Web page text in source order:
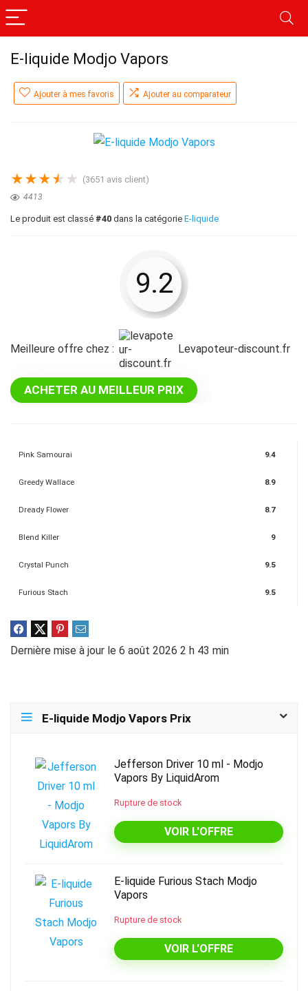
E-liquide Modjo Vapors
Ajouter à mes favoris Ajouter au comparateur
★★★★ ★ (3651 avis client)
4413
Le produit est classé #40 dans la catégorie E-liquide
9.2
Meilleure offre chez : levapoteur-discount.fr
ACHETER AU MEILLEUR PRIX
Pink Samourai 9.4
Greedy Wallace 8.9
Dready Flower 8.7
Blend Killer 9
Crystal Punch 9.5
Furious Stach 9.5
Dernière mise à jour le 6 août 2026 2 h 43 min
E-liquide Modjo Vapors Prix
Jefferson Driver 10 ml - Modjo
Vapors By LiquidArom
Rupture de stock
VOIR L'OFFRE
E-liquide Furious Stach Modjo
Vapors
Rupture de stock
VOIR L'OFFRE